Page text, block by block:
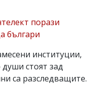
порази
българи
институции,
стоят зад
са разследващите.